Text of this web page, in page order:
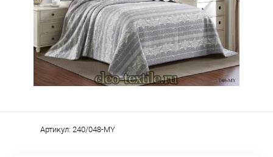
Артикул: 240/048-MY